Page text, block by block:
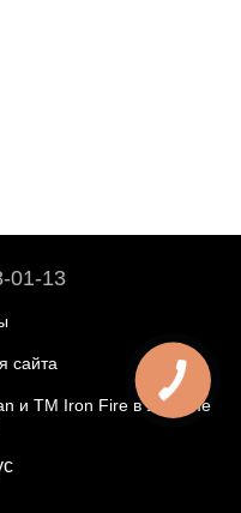
01-13
сайта
и ТМ Iron Fire в Украине